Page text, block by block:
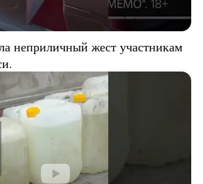
неприличный жест участникам